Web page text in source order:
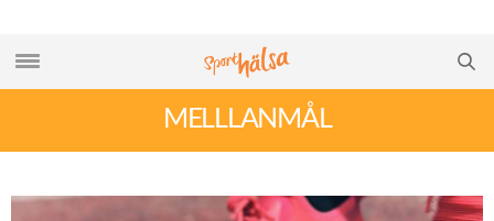
MELLLANMÅL